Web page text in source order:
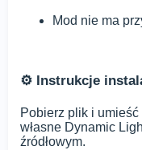
Mod nie ma
⚙️ Instrukcje
Pobierz plik i
własne Dynamic
źródłowym.